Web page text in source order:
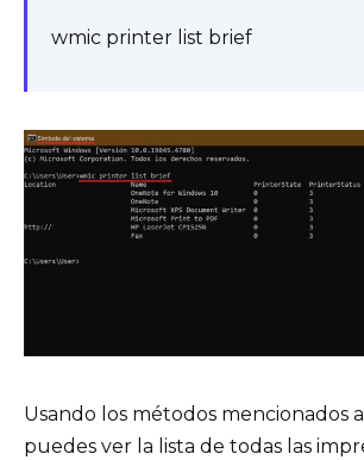
wmic printer list brief
Usando los métodos mencionados
puedes ver la lista de todas las